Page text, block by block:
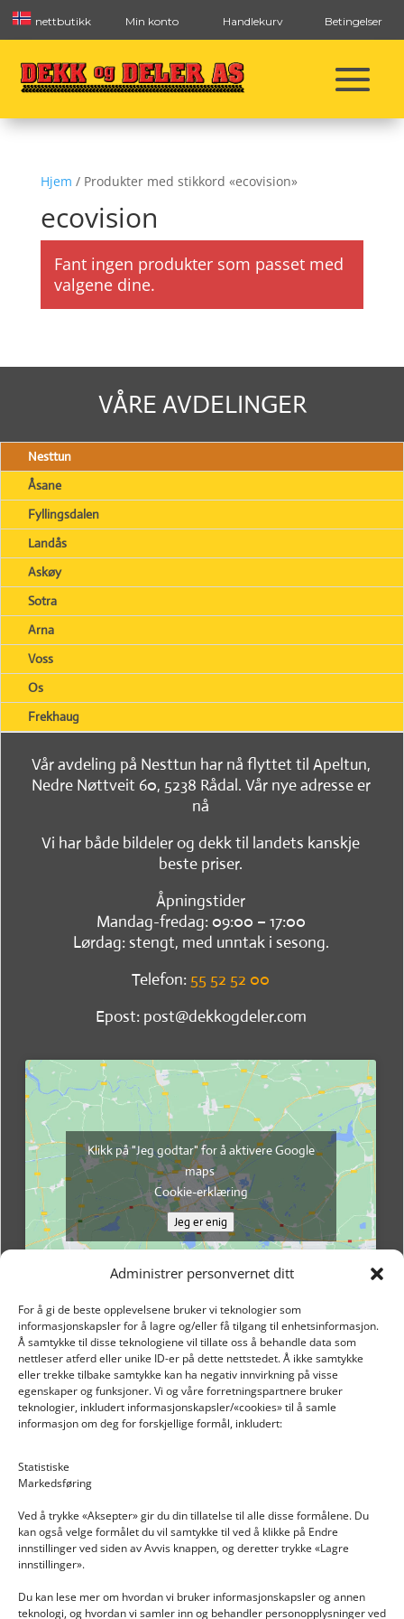
Administrer personvernet ditt
For å gi de beste opplevelsene bruker vi teknologier som
informasjonskapsler for å lagre og/eller få tilgang til enhetsinformasjon.
Å samtykke til disse teknologiene vil tillate oss å behandle data som
nettleser atferd eller unike ID-er på dette nettstedet. Å ikke samtykke
eller trekke tilbake samtykke kan ha negativ innvirkning på visse
egenskaper og funksjoner. Vi og våre forretningspartnere bruker
teknologier, inkludert informasjonskapsler/«cookies» til å samle
informasjon om deg for forskjellige formål, inkludert:
Statistiske
Markedsføring
Ved å trykke «Aksepter» gir du din tillatelse til alle disse formålene. Du
kan også velge formålet du vil samtykke til ved å klikke på Endre
innstillinger ved siden av Avvis knappen, og deretter trykke «Lagre
innstillinger».
Du kan lese mer om hvordan vi bruker informasjonskapsler og annen
teknologi, og hvordan vi samler inn og behandler personopplysninger ved
nettbutikk Min konto Handlekurv Betingelser
Hjem / Produkter med stikkord «ecovision»
ecovision
Fant ingen produkter som passet med
valgene dine.
VÅRE AVDELINGER
Nesttun
Åsane
Fyllingsdalen
Landås
Askøy
Sotra
Arna
Voss
Os
Frekhaug
Vår avdeling på Nesttun har nå flyttet til Apeltun,
Nedre Nøttveit 60, 5238 Rådal. Vår nye adresse er
nå
Vi har både bildeler og dekk til landets kanskje
beste priser.
Åpningstider
Mandag-fredag: 09:00 – 17:00
Lørdag: stengt, med unntak i sesong.
Telefon: 55 52 52 00
Epost: post@dekkogdeler.com
Klikk på "Jeg godtar" for å aktivere Google
maps
Cookie-erklæring
Jeg er enig
INFORMASJON